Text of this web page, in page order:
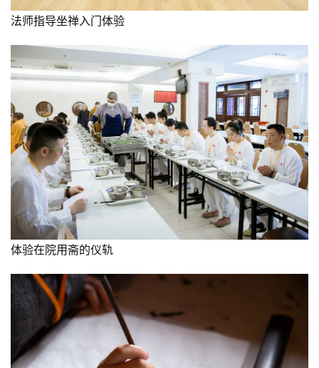
心
乐
菩
提
专
题
公
益
慈
善
教
人
物
寺
登录
法师指导坐禅入门体验
体验在院用斋的仪轨